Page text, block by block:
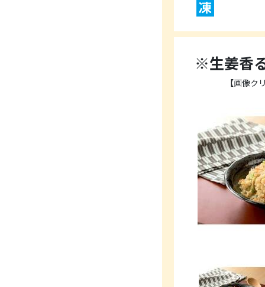
※生姜香
【画像ク